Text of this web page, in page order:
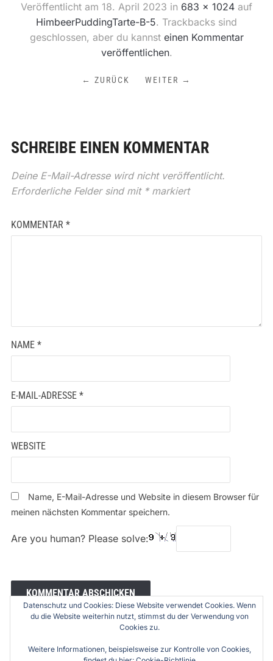
Veröffentlicht am 18. April 2023 in 683 × 1024 auf
HimbeerPuddingTarte-B-5. Trackbacks sind
geschlossen, aber du kannst einen Kommentar
veröffentlichen.
← ZURÜCK WEITER →
SCHREIBE EINEN KOMMENTAR
Deine E-Mail-Adresse wird nicht veröffentlicht.
Erforderliche Felder sind mit *markiert
KOMMENTAR *
NAME *
E-MAIL-ADRESSE *
WEBSITE
Name, E-Mail-Adresse und Website in diesem Browser für
meinen nächsten Kommentar speichern.
Are you human? Please solve:
Datenschutz und Cookies: Diese Website verwendet Cookies. Wenn
du die Website weiterhin nutzt, stimmst du der Verwendung von
Cookies zu.
Weitere Informationen, beispielsweise zur Kontrolle von Cookies,